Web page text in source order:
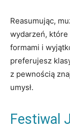
Reasumując,
⁤wydarzeń,
formami ⁢i
preferujesz
z pewnością
umysł.
Festiwal